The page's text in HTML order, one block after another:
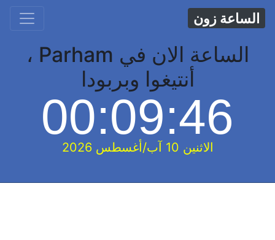
الساعة زون
الساعة الان في Parham ،
أنتيغوا وبربودا
00:09:46
الاثنين 10 آب/أغسطس 2026